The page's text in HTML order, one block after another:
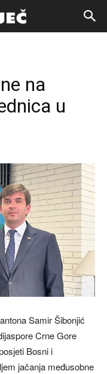
na
u
Samir Šibonjić
Crne Gore
Bosni i
jačanja međusobne